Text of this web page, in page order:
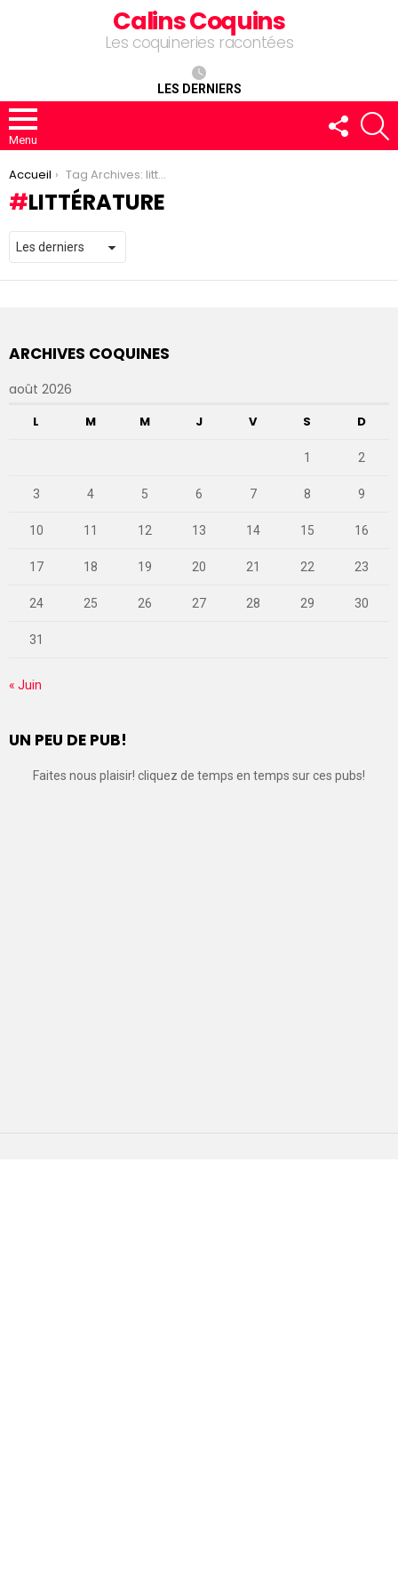
Calins Coquins
Les coquineries racontées
LES DERNIERS
Menu
FOLLOW
US
You are here:
Accueil Tag Archives: littérature
LITTÉRATURE
ARCHIVES COQUINES
août 2026
L M M J V S D
1 2
3 4 5 6 7 8 9
10 11 12 13 14 15 16
17 18 19 20 21 22 23
24 25 26 27 28 29 30
31
« Juin
UN PEU DE PUB!
Faites nous plaisir! cliquez de temps en temps sur ces pubs!